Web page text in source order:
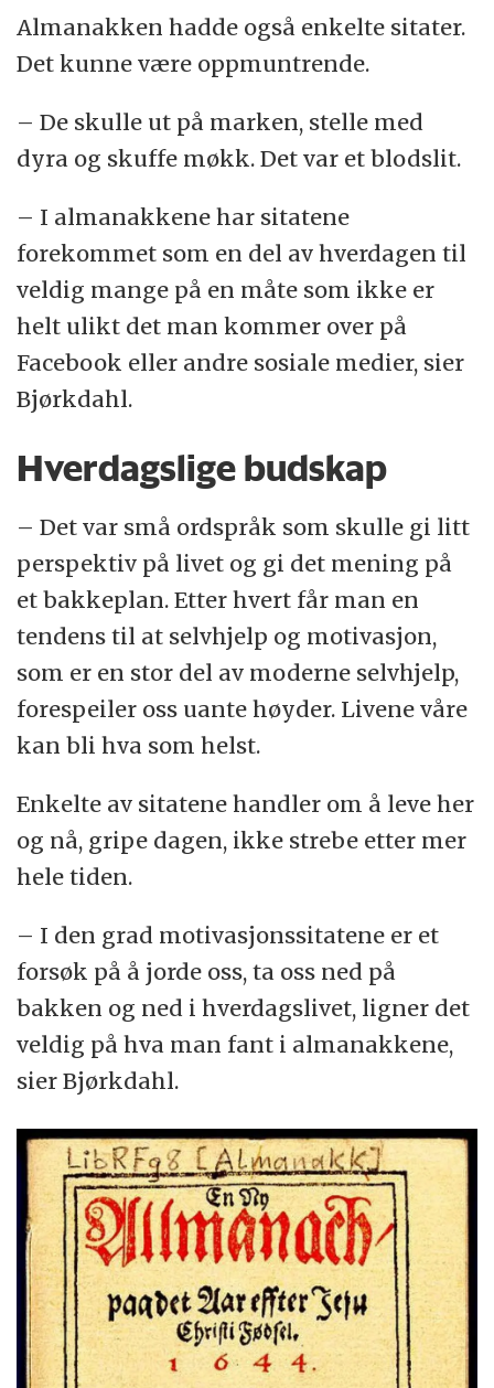
Almanakken hadde også enkelte sitater.
Det kunne være oppmuntrende.
– De skulle ut på marken, stelle med
dyra og skuffe møkk. Det var et blodslit.
– I almanakkene har sitatene
forekommet som en del av hverdagen til
veldig mange på en måte som ikke er
helt ulikt det man kommer over på
Facebook eller andre sosiale medier, sier
Bjørkdahl.
Hverdagslige budskap
– Det var små ordspråk som skulle gi litt
perspektiv på livet og gi det mening på
et bakkeplan. Etter hvert får man en
tendens til at selvhjelp og motivasjon,
som er en stor del av moderne selvhjelp,
forespeiler oss uante høyder. Livene våre
kan bli hva som helst.
Enkelte av sitatene handler om å leve her
og nå, gripe dagen, ikke strebe etter mer
hele tiden.
– I den grad motivasjonssitatene er et
forsøk på å jorde oss, ta oss ned på
bakken og ned i hverdagslivet, ligner det
veldig på hva man fant i almanakkene,
sier Bjørkdahl.